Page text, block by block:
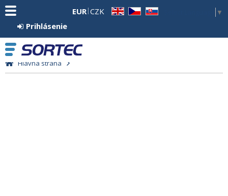
▼
EN CZ SK
EUR CZK
Prihlásenie
Hlavná strana